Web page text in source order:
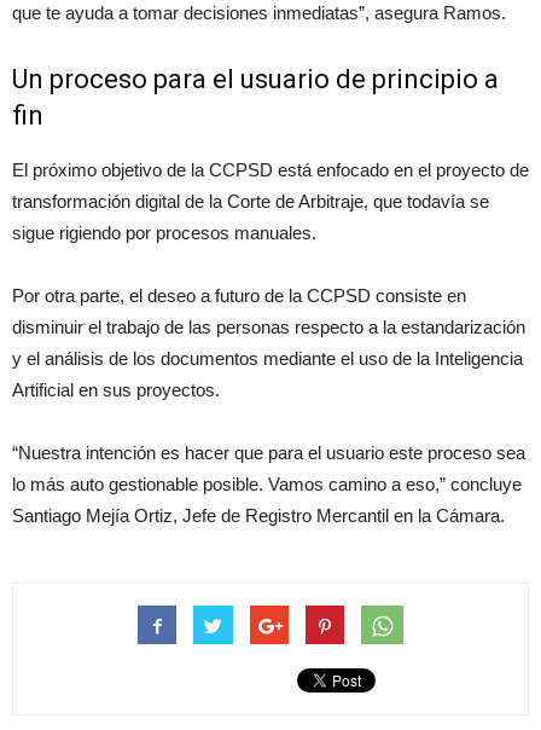
que te ayuda a tomar decisiones inmediatas”, asegura Ramos.
Un proceso para el usuario de principio a
fin
El próximo objetivo de la CCPSD está enfocado en el proyecto de
transformación digital de la Corte de Arbitraje, que todavía se
sigue rigiendo por procesos manuales.
Por otra parte, el deseo a futuro de la CCPSD consiste en
disminuir el trabajo de las personas respecto a la estandarización
y el análisis de los documentos mediante el uso de la Inteligencia
Artificial en sus proyectos.
“Nuestra intención es hacer que para el usuario este proceso sea
lo más auto gestionable posible. Vamos camino a eso,” concluye
Santiago Mejía Ortiz, Jefe de Registro Mercantil en la Cámara.